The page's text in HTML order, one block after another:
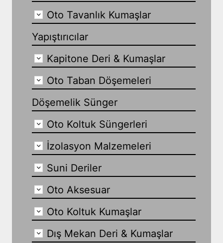
Oto Tavanlık Kumaşlar
Yapıştırıcılar
Kapitone Deri & Kumaşlar
Oto Taban Döşemeleri
Döşemelik Sünger
Oto Koltuk Süngerleri
İzolasyon Malzemeleri
Suni Deriler
Oto Aksesuar
Oto Koltuk Kumaşlar
Dış Mekan Deri & Kumaşlar